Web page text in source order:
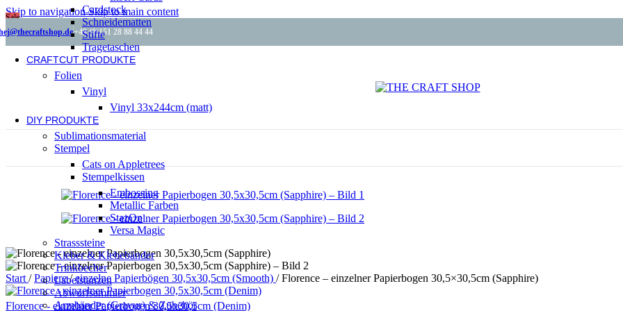
Skip to navigationSkip to main content
+49 (0)151 28 88 44 44
Cardstock
Schneidematten
Stifte
Tragetaschen
CRAFTCUT PRODUKTE
Folien
Vinyl
Vinyl 33x244cm (matt)
DIY PRODUKTE
Sublimationsmaterial
Stempel
Cats on Appletrees
Stempelkissen
Embossing
Metallic Farben
StazOn
Versa Magic
Strasssteine
Kleber & Klebebänder
Trinkbecher
Labelstanzen
Abwurfsammler
Armbänder (Gravur) & Zubehör
Sale
Start / Papiere/ einzelne Papierbögen 30,5x30,5cm (Smooth) / Florence – einzelner Papierbogen 30,5×30,5cm (Sapphire)
Florence - einzelner Papierbogen 30,5x30,5cm (Denim)